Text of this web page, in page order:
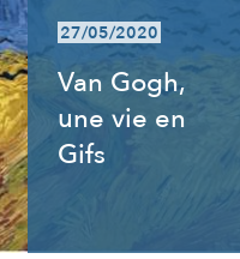
27/05/2020
Van Gogh,
une vie en
Gifs